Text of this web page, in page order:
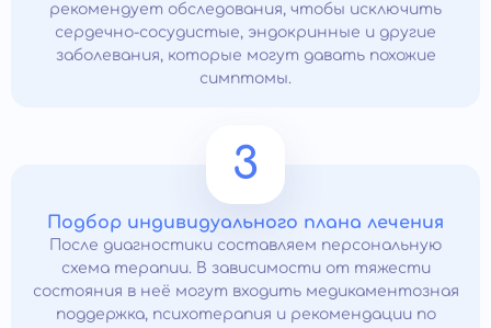
рекомендует обследования, чтобы исключить
сердечно-сосудистые, эндокринные и другие
заболевания, которые могут давать похожие
симптомы.
3
Подбор индивидуального плана лечения
После диагностики составляем персональную
схема терапии. В зависимости от тяжести
состояния в неё могут входить медикаментозная
поддержка, психотерапия и рекомендации по